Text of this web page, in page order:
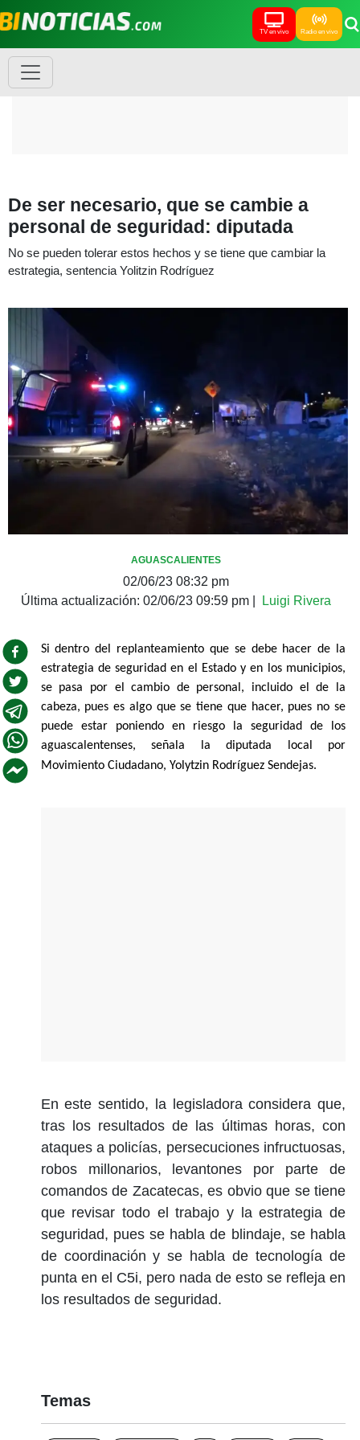
TV en vivo Radio en vivo
De ser necesario, que se cambie a
personal de seguridad: diputada
No se pueden tolerar estos hechos y se tiene que cambiar la
estrategia, sentencia Yolitzin Rodríguez
AGUASCALIENTES
02/06/23 08:32 pm
Última actualización: 02/06/23 09:59 pm Luigi Rivera
Si dentro del replanteamiento que se debe hacer de la
estrategia de seguridad en el Estado y en los municipios,
se pasa por el cambio de personal, incluido el de la
cabeza, pues es algo que se tiene que hacer, pues no se
puede estar poniendo en riesgo la seguridad de los
aguascalentenses, señala la diputada local por
Movimiento Ciudadano, Yolytzin Rodríguez Sendejas.
En este sentido, la legisladora considera que,
tras los resultados de las últimas horas, con
ataques a policías, persecuciones infructuosas,
robos millonarios, levantones por parte de
comandos de Zacatecas, es obvio que se tiene
que revisar todo el trabajo y la estrategia de
seguridad, pues se habla de blindaje, se habla
de coordinación y se habla de tecnología de
punta en el C5i, pero nada de esto se refleja en
los resultados de seguridad.
Temas